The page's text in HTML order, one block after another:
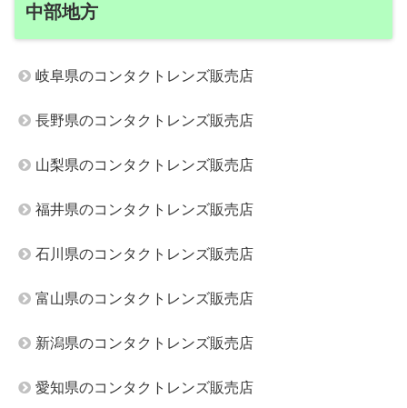
中部地方
岐阜県のコンタクトレンズ販売店
長野県のコンタクトレンズ販売店
山梨県のコンタクトレンズ販売店
福井県のコンタクトレンズ販売店
石川県のコンタクトレンズ販売店
富山県のコンタクトレンズ販売店
新潟県のコンタクトレンズ販売店
愛知県のコンタクトレンズ販売店